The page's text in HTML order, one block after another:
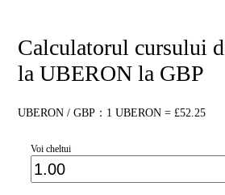
Calculatorul cursului
la UBERON la GBP
UBERON / GBP：1 UBERON = £52.25
Voi cheltui